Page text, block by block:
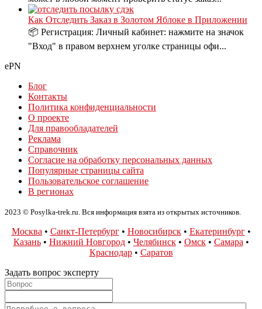
Как Отследить Заказ в Золотом Яблоке в Приложении
📦 Регистрация: Личный кабинет: нажмите на значок
"Вход" в правом верхнем уголке страницы офи...
ePN
Блог
Контакты
Политика конфиденциальности
О проекте
Для правообладателей
Реклама
Справочник
Согласие на обработку персональных данных
Популярные страницы сайта
Пользовательское соглашение
В регионах
2023 © Posylka-trek.ru. Вся информация взята из открытых источников.
Москва • Санкт-Петербург• Новосибирск• Екатеринбург•
Казань• Нижний Новгород• Челябинск• Омск• Самара •
Краснодар• Саратов
Задать вопрос эксперту